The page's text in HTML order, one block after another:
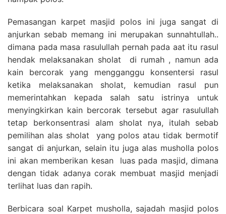
Pemasangan karpet masjid polos ini juga sangat di
anjurkan sebab memang ini merupakan sunnahtullah..
dimana pada masa rasulullah pernah pada aat itu rasul
hendak melaksanakan sholat di rumah , namun ada
kain bercorak yang mengganggu konsentersi rasul
ketika melaksanakan sholat, kemudian rasul pun
memerintahkan kepada salah satu istrinya untuk
menyingkirkan kain bercorak tersebut agar rasulullah
tetap berkonsentrasi alam sholat nya, itulah sebab
pemilihan alas sholat yang polos atau tidak bermotif
sangat di anjurkan, selain itu juga alas musholla polos
ini akan memberikan kesan luas pada masjid, dimana
dengan tidak adanya corak membuat masjid menjadi
terlihat luas dan rapih.
Berbicara soal Karpet musholla, sajadah masjid polos